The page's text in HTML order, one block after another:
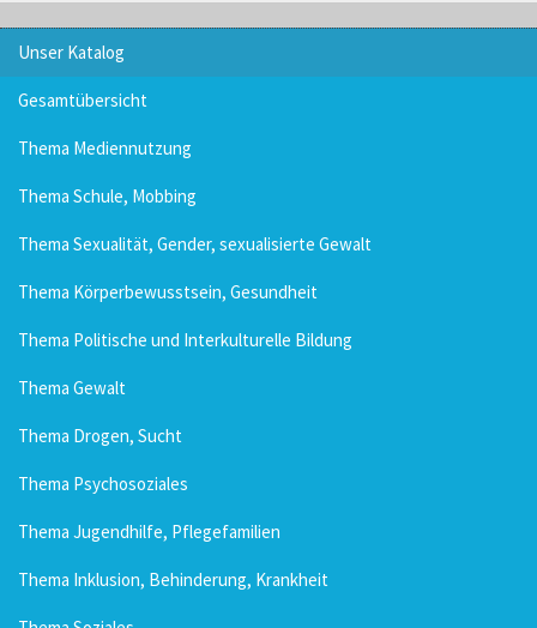
Unser Katalog
Gesamtübersicht
Thema Mediennutzung
Thema Schule, Mobbing
Thema Sexualität, Gender, sexualisierte Gewalt
Thema Körperbewusstsein, Gesundheit
Thema Politische und Interkulturelle Bildung
Thema Gewalt
Thema Drogen, Sucht
Thema Psychosoziales
Thema Jugendhilfe, Pflegefamilien
Thema Inklusion, Behinderung, Krankheit